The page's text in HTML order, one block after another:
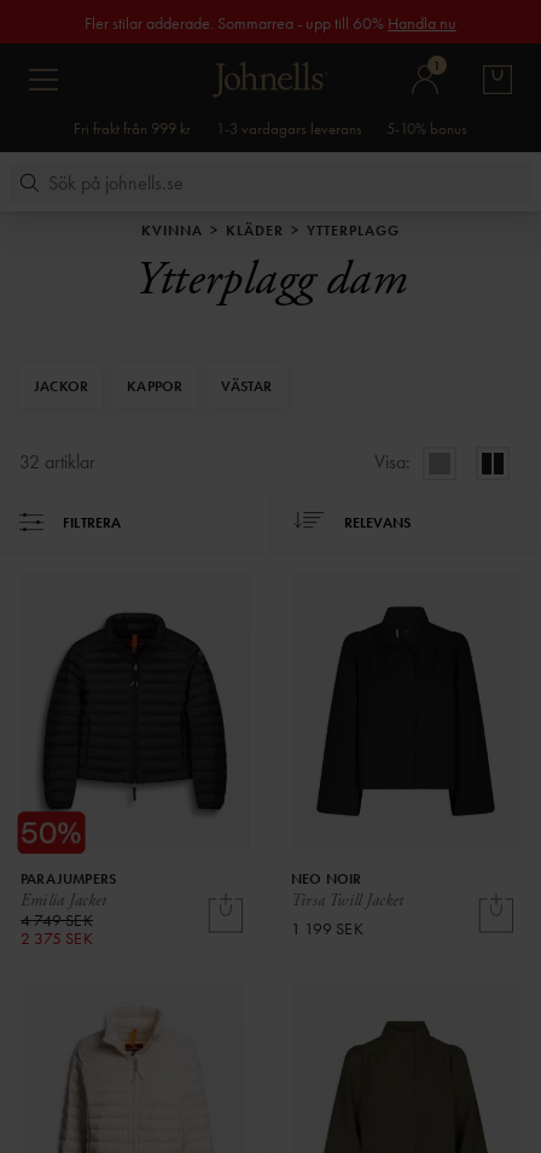
Fler stilar adderade. Sommarrea - upp till 60% Handla nu
1
Fri frakt från 999 kr 1-3 vardagars leverans 5-10% bonus
KVINNA KLÄDER YTTERPLAGG
Ytterplagg dam
JACKOR KAPPOR VÄSTAR
32 artiklar Visa:
FILTRERA RELEVANS
Emilia Jacket
PARAJUMPERS
4 749 SEK
2 375 SEK
Tirsa Twill Jacket
NEO NOIR
1 199 SEK